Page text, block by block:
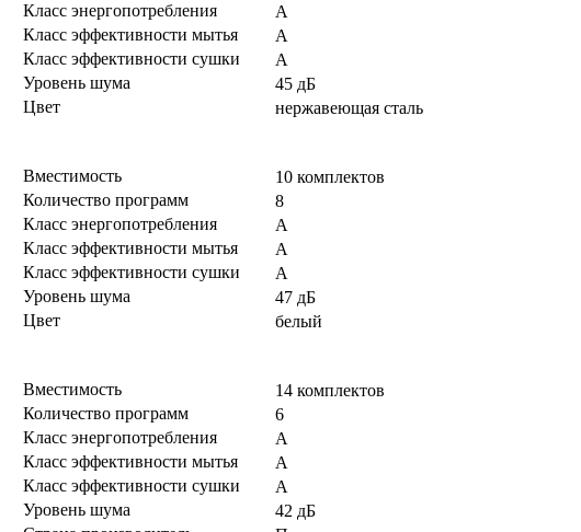
Класс энергопотребления
A
Класс эффективности мытья
A
Класс эффективности сушки
A
Уровень шума
45 дБ
Цвет
нержавеющая сталь
Вместимость
10 комплектов
Количество программ
8
Класс энергопотребления
A
Класс эффективности мытья
A
Класс эффективности сушки
A
Уровень шума
47 дБ
Цвет
белый
Вместимость
14 комплектов
Количество программ
6
Класс энергопотребления
A
Класс эффективности мытья
A
Класс эффективности сушки
A
Уровень шума
42 дБ